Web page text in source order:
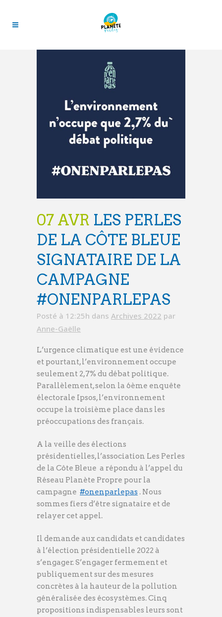
07 AVR LES PERLES
DE LA CÔTE BLEUE
SIGNATAIRE DE LA
CAMPAGNE
#ONENPARLEPAS
Posté à 12:25h dans Archives 2022 par
Anne-Gaëlle
L’urgence climatique est une évidence
et pourtant, l’environnement occupe
seulement 2,7% du débat politique.
Parallèlement, selon la 6ème enquête
électorale Ipsos, l’environnement
occupe la troisième place dans les
préoccupations des français.
A la veille des élections
présidentielles, l’association Les Perles
de la Côte Bleue a répondu à l’appel du
Réseau Planète Propre pour la
campagne #onenparlepas . Nous
sommes fiers d’être signataire et de
relayer cet appel.
Il demande aux candidats et candidates
à l’élection présidentielle 2022 à
s’engager. S’engager fermement et
publiquement sur des mesures
concrètes à la hauteur de la pollution
généralisée des écosystèmes. Cinq
propositions indispensables leurs sont